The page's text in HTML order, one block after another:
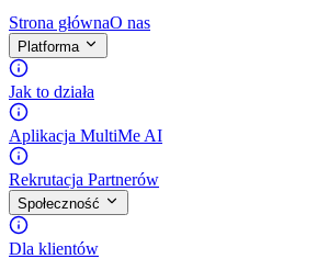
Strona głównaO nas
Platforma
Jak to działa
Aplikacja MultiMe AI
Rekrutacja Partnerów
Społeczność
Dla klientów